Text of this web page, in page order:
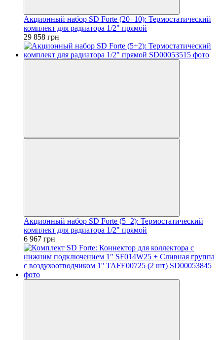
Акционный набор SD Forte (20+10): Термостатический
комплект для радиатора 1/2" прямой
29 858 грн
Акционный набор SD Forte (5+2): Термостатический
комплект для радиатора 1/2" прямой
6 967 грн